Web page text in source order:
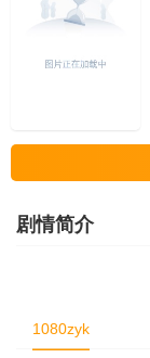
剧情简介
1080zyk